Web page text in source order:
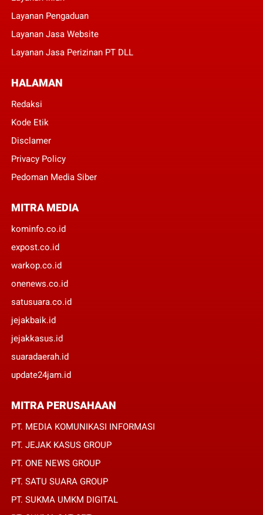
Layanan Pengaduan
Layanan Jasa Website
Layanan Jasa Perizinan PT DLL
HALAMAN
Redaksi
Kode Etik
Disclamer
Privacy Policy
Pedoman Media Siber
MITRA MEDIA
kominfo.co.id
expost.co.id
warkop.co.id
onenews.co.id
satusuara.co.id
jejakbaik.id
jejakkasus.id
suaradaerah.id
update24jam.id
MITRA PERUSAHAAN
PT. MEDIA KOMUNIKASI INFORMASI
PT. JEJAK KASUS GROUP
PT. ONE NEWS GROUP
PT. SATU SUARA GROUP
PT. SUKMA UMKM DIGITAL